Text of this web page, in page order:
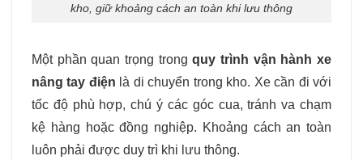
kho, giữ khoảng cách an toàn khi lưu thông
Một phần quan trọng trongquy trình vận hành xe
nâng tay điện là di chuyển trong kho. Xe cần đi với
tốc độ phù hợp, chú ý các góc cua, tránh va chạm
kệ hàng hoặc đồng nghiệp. Khoảng cách an toàn
luôn phải được duy trì khi lưu thông.